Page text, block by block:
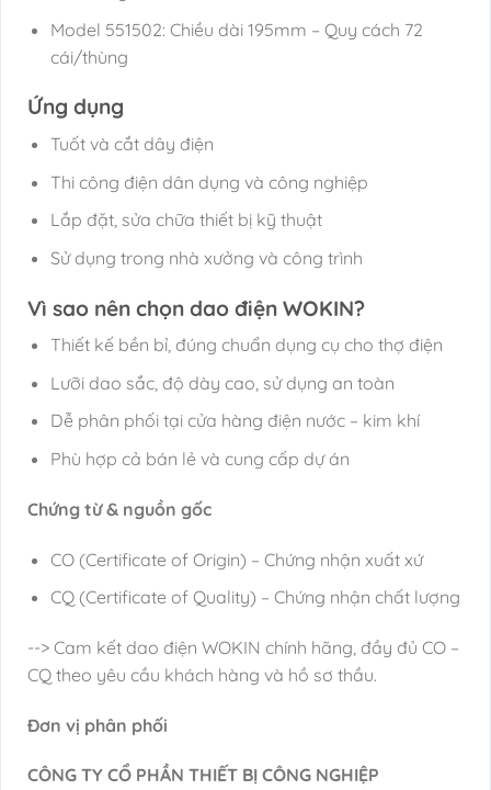
Model 551502: Chiều dài 195mm – Quy cách 72
cái/thùng
Ứng dụng
Tuốt và cắt dây điện
Thi công điện dân dụng và công nghiệp
Lắp đặt, sửa chữa thiết bị kỹ thuật
Sử dụng trong nhà xưởng và công trình
Vì sao nên chọn dao điện WOKIN?
Thiết kế bền bỉ, đúng chuẩn dụng cụ cho thợ điện
Lưỡi dao sắc, độ dày cao, sử dụng an toàn
Dễ phân phối tại cửa hàng điện nước – kim khí
Phù hợp cả bán lẻ và cung cấp dự án
Chứng từ & nguồn gốc
CO (Certificate of Origin) – Chứng nhận xuất xứ
CQ (Certificate of Quality) – Chứng nhận chất lượng
--> Cam kết dao điện WOKIN chính hãng, đầy đủ CO –
CQ theo yêu cầu khách hàng và hồ sơ thầu.
Đơn vị phân phối
CÔNG TY CỔ PHẦN THIẾT BỊ CÔNG NGHIỆP